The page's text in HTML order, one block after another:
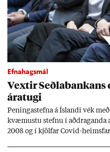
Efnahagsmál
Vext­ir
ára­tugi
Pen­inga­stefna á Ís­landi vék
kvæm­ustu stefnu í að­drag­anda
2008 og í kjöl­far Covid-